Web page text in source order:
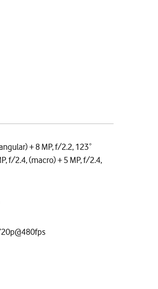
+ 8 MP, f/2.2, 123˚
f/2.4, (macro) + 5 MP, f/2.4,